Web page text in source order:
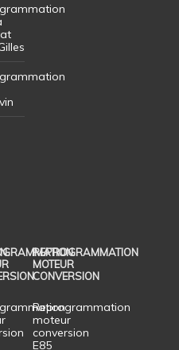
REPROGRAMMATION
MOTEUR
CONVERSION
Reprogrammation
moteur
conversion
E85